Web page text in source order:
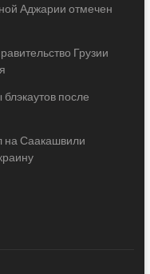
Аджарии отмечен
Грузии
после
на Саакашвили